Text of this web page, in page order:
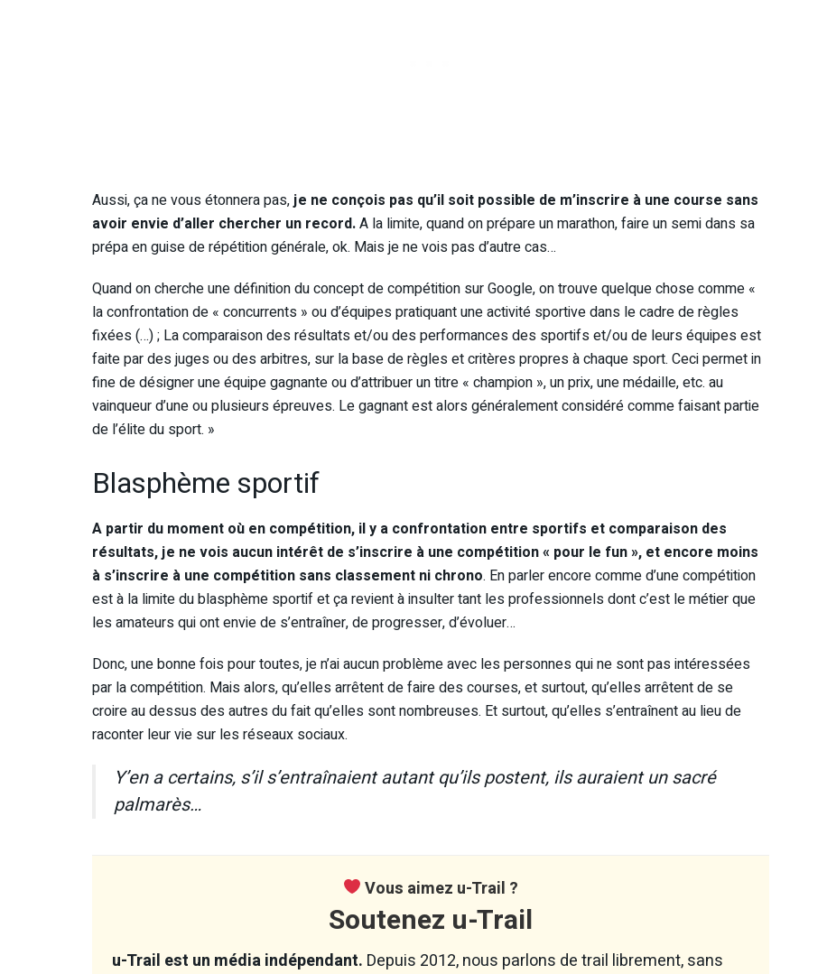
Aussi, ça ne vous étonnera pas,je ne conçois pas qu’il soit possible de m’inscrire à une course sans
avoir envie d’aller chercher un record.A la limite, quand on prépare un marathon, faire un semi dans sa
prépa en guise de répétition générale, ok. Mais je ne vois pas d’autre cas…
Quand on cherche une définition du concept de compétition sur Google, on trouve quelque chose comme «
la confrontation de « concurrents » ou d’équipes pratiquant une activité sportive dans le cadre de règles
fixées (…) ; La comparaison des résultats et/ou des performances des sportifs et/ou de leurs équipes est
faite par des juges ou des arbitres, sur la base de règles et critères propres à chaque sport. Ceci permet in
fine de désigner une équipe gagnante ou d’attribuer un titre « champion », un prix, une médaille, etc. au
vainqueur d’une ou plusieurs épreuves. Le gagnant est alors généralement considéré comme faisant partie
de l’élite du sport. »
Blasphème sportif
A partir du moment où en compétition, il y a confrontation entre sportifs et comparaison des
résultats, je ne vois aucun intérêt de s’inscrire à une compétition « pour le fun », et encore moins
à s’inscrire à une compétition sans classement ni chrono. En parler encore comme d’une compétition
est à la limite du blasphème sportif et ça revient à insulter tant les professionnels dont c’est le métier que
les amateurs qui ont envie de s’entraîner, de progresser, d’évoluer…
Donc, une bonne fois pour toutes, je n’ai aucun problème avec les personnes qui ne sont pas intéressées
par la compétition. Mais alors, qu’elles arrêtent de faire des courses, et surtout, qu’elles arrêtent de se
croire au dessus des autres du fait qu’elles sont nombreuses. Et surtout, qu’elles s’entraînent au lieu de
raconter leur vie sur les réseaux sociaux.
Y’en a certains, s’il s’entraînaient autant qu’ils postent, ils auraient un sacré
palmarès…
Vous aimez u-Trail ?
Soutenez u-Trail
u-Trail est un média indépendant. Depuis 2012, nous parlons de trail librement, sans